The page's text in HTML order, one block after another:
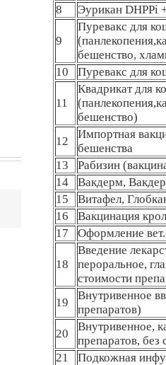
8
Эурикан DHPPi
9
Пуревакс для
бешенство,
10 Пуревакс для
11
Квадрикат для
бешенство)
12
Импортная
бешенства
13
Рабизин
14
Вакдерм,
15
Витафел,
16
Вакцинация
17
Оформление
18
Введение
пероральное,
стоимости
19
Внутривенное
препаратов)
20
Внутривенное,
препаратов, без
21
Подкожная